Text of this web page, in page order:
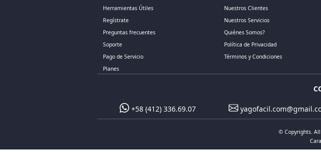
Herramientas Útiles
Regístrate
Preguntas frecuentes
Soporte
Pago de Servicio
Planes
Nuestros Clientes
Nuestros Servicios
Quiénes Somos?
Política de Privacidad
Términos y Condiciones
+58 (412) 336.69.07
© Copyrights.